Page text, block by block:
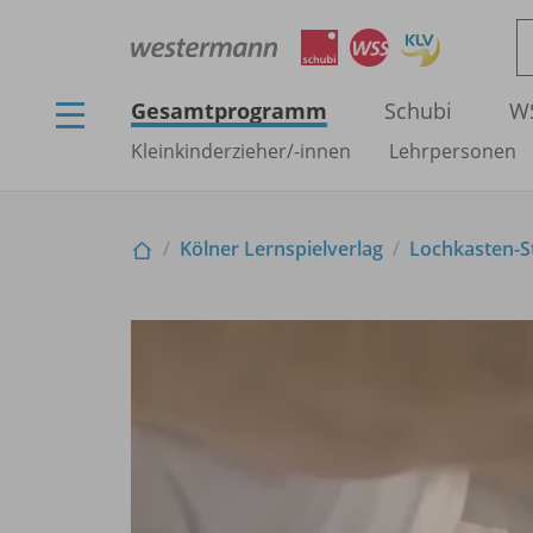
Gesamtprogramm Schubi
Kleinkinderzieher/-innen Lehrpersonen
Kölner Lernspielverlag Lochkasten-